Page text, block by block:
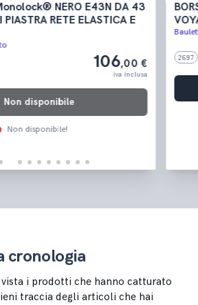
NERO E43N DA 43
RETE ELASTICA E
106,00 €
iva inclusa
Non disponibile
Non disponibile!
2697
cronologia
i prodotti che hanno catturato
traccia degli articoli che hai